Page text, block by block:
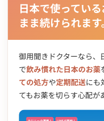
日本で使ってい
まま続けられます
御用聞きドクターなら、
で飲み慣れた日本のお薬
ての処方や定期配送にも
てもお薬を切らす心配が